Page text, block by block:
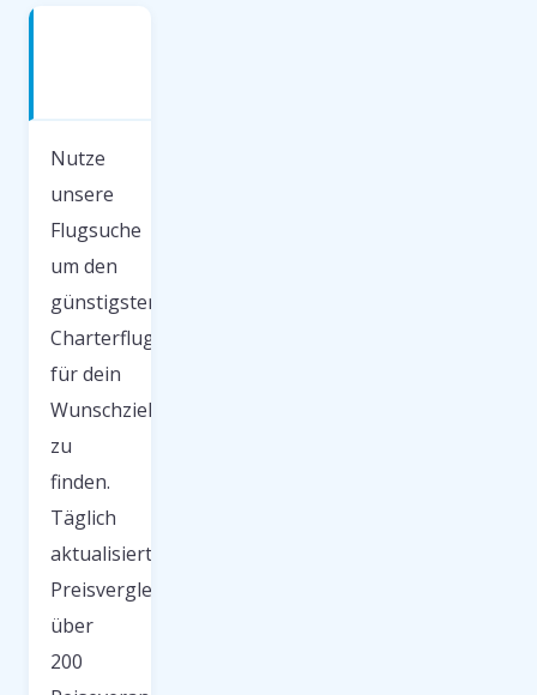
Nutze
unsere
Flugsuche
um den
günstigsten
Charterflug
für dein
Wunschziel
zu
finden.
Täglich
aktualisierter
Preisvergleich
über
200